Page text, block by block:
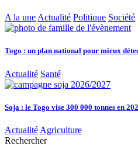
A la une Actualité Politique Société
Togo : un plan national pour mieux
Actualité Santé
Soja : le Togo vise 300 000 tonnes en
Actualité Agriculture
Rechercher